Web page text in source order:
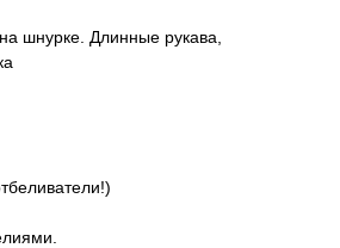
шнурке. Длинные рукава,